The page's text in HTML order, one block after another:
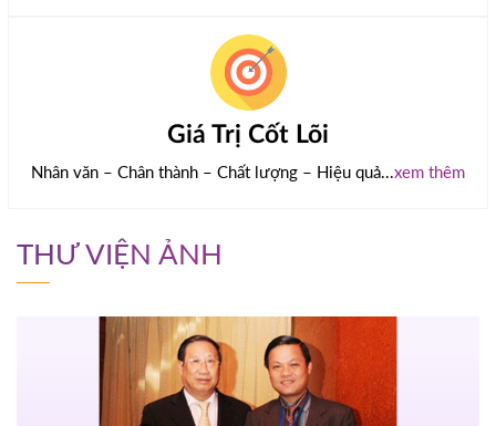
Giá Trị Cốt Lõi
Nhân văn – Chân thành – Chất lượng – Hiệu quả...xem thêm
THƯ VIỆN ẢNH